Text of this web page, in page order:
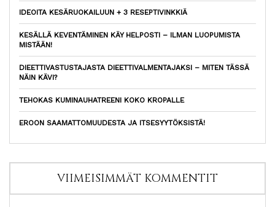
IDEOITA KESÄRUOKAILUUN + 3 RESEPTIVINKKIÄ
KESÄLLÄ KEVENTÄMINEN KÄY HELPOSTI – ILMAN LUOPUMISTA
MISTÄÄN!
DIEETTIVASTUSTAJASTA DIEETTIVALMENTAJAKSI – MITEN TÄSSÄ
NÄIN KÄVI?
TEHOKAS KUMINAUHATREENI KOKO KROPALLE
EROON SAAMATTOMUUDESTA JA ITSESYYTÖKSISTÄ!
VIIMEISIMMÄT KOMMENTIT